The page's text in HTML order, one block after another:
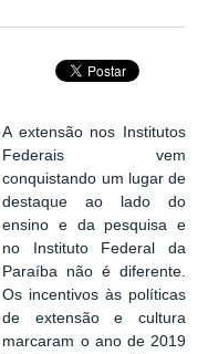
Exibir carrossel de imagens
A extensão nos Institutos
Federais vem
conquistando um lugar de
destaque ao lado do
ensino e da pesquisa e
no Instituto Federal da
Paraíba não é diferente.
Os incentivos às políticas
de extensão e cultura
marcaram o ano de 2019